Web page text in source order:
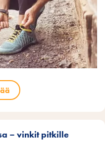
– vinkit pitkille